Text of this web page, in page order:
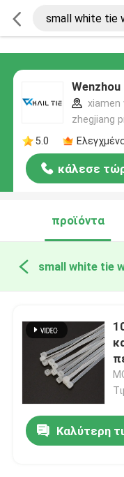
xiamen
zhegjiang
5.0
κάλεσε
προϊόντα
Καλύτερη